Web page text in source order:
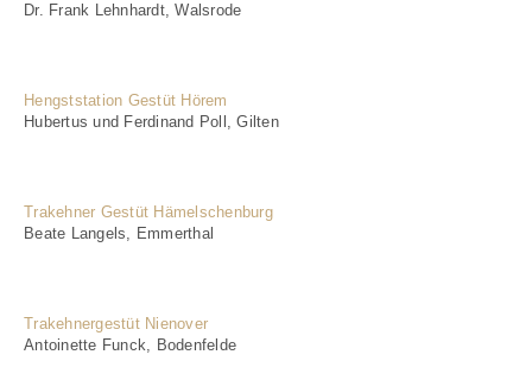
Dr. Frank Lehnhardt, Walsrode
Hengststation Gestüt Hörem
Hubertus und Ferdinand Poll, Gilten
Trakehner Gestüt Hämelschenburg
Beate Langels, Emmerthal
Trakehnergestüt Nienover
Antoinette Funck, Bodenfelde